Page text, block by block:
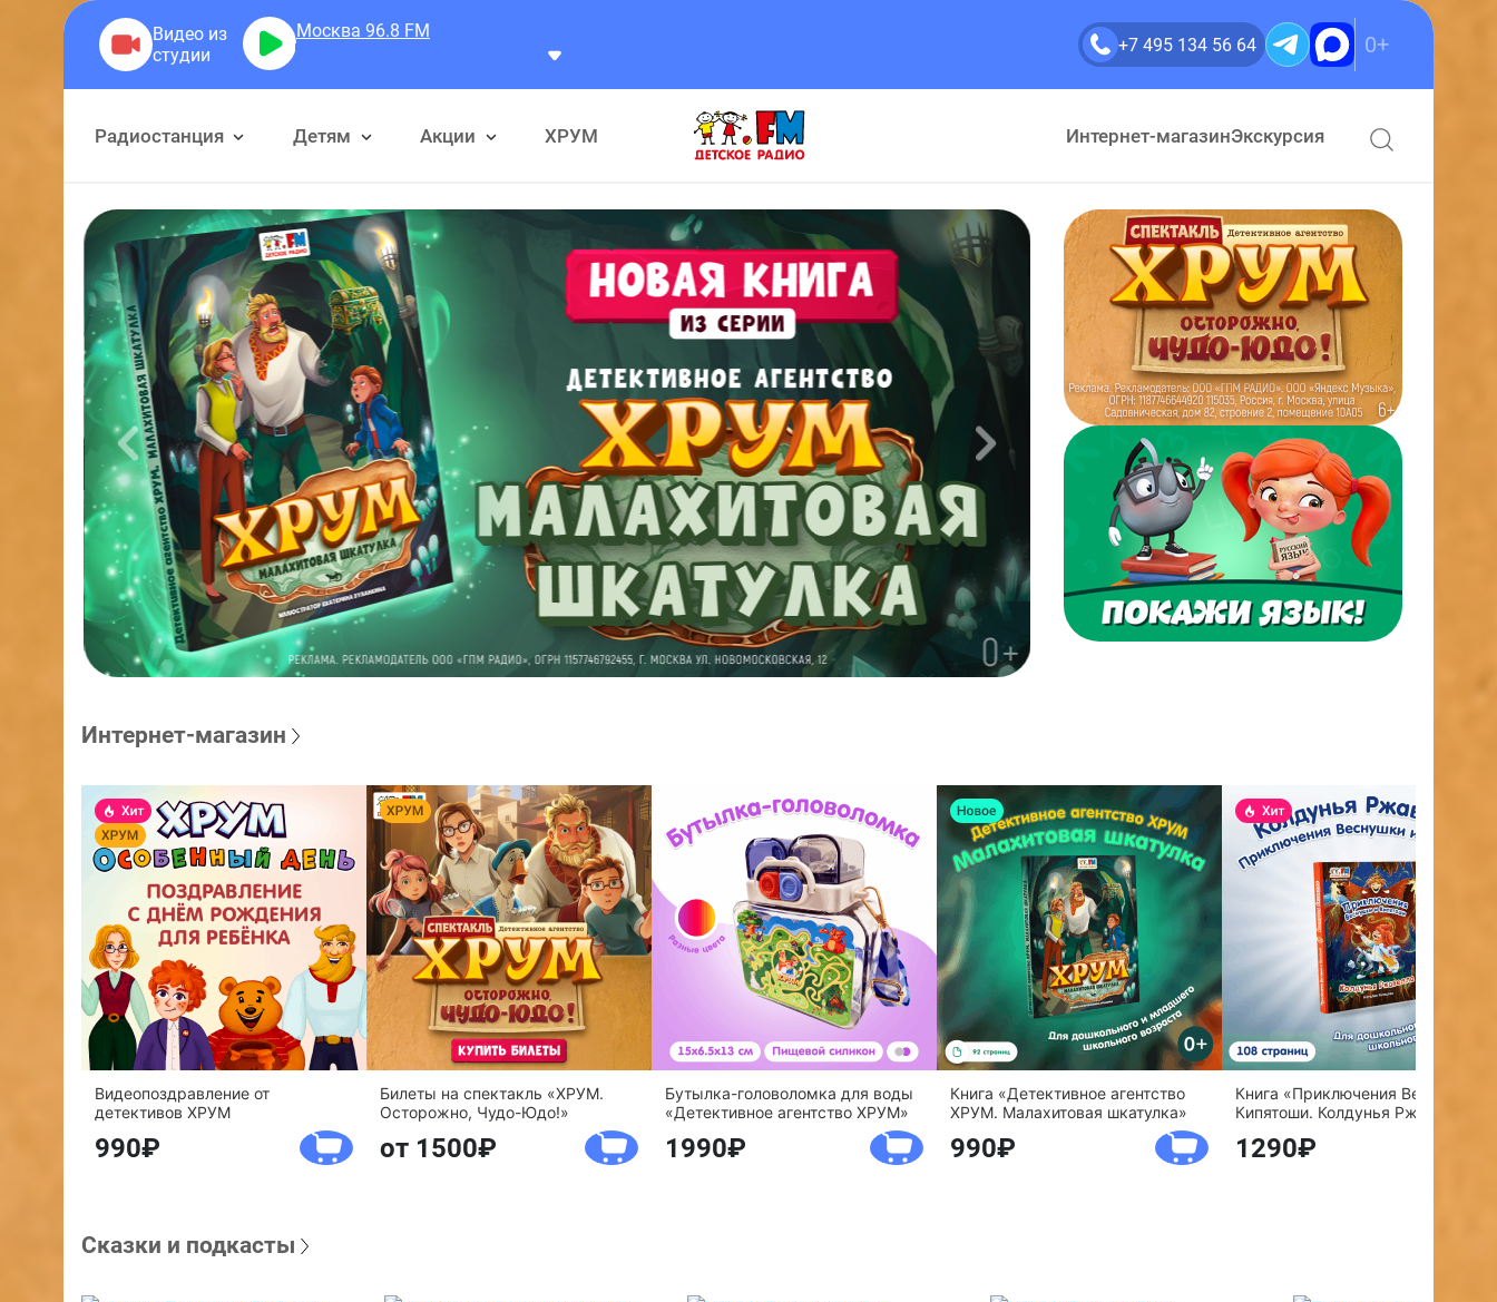
Москва 96.8 FM
Большой Детский Хор
+7 495 134 56 64 0+
Радиостанция Детям Акции ХРУМ Интернет-магазинЭкскурсия
Интернет-магазин
Видеопоздравление от
детективов ХРУМ
990
Билеты на спектакль «ХРУМ.
Осторожно, Чудо-Юдо!»
от 1500
Бутылка-головоломка для воды
«Детективное агентство ХРУМ»
1990
Книга «Детективное агентство
ХРУМ. Малахитовая шкатулка»
990
Книга «Приключения Веснушки и
Кипятоши. Колдунья Ржавелла»
1290
Сказки и подкасты